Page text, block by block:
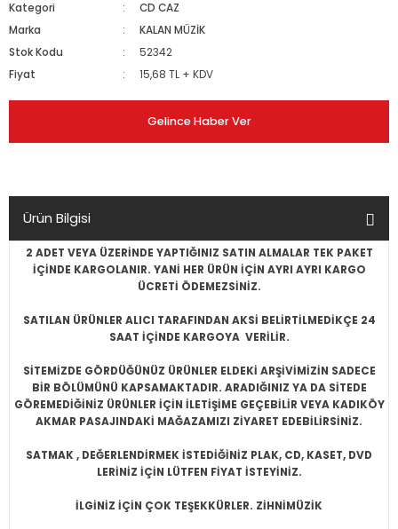
Kategori
CD CAZ
Marka
KALAN MÜZİK
Stok Kodu
52342
Fiyat
15,68 TL + KDV
Gelince Haber Ver
Ürün Bilgisi
2 ADET VEYA ÜZERİNDE YAPTIĞINIZ SATIN ALMALAR TEK PAKET
İÇİNDE KARGOLANIR. YANİ HER ÜRÜN İÇİN AYRI AYRI KARGO
ÜCRETİ ÖDEMEZSİNİZ.
SATILAN ÜRÜNLER ALICI TARAFINDAN AKSİ BELİRTİLMEDİKÇE 24
SAAT İÇİNDE KARGOYA VERİLİR.
SİTEMİZDE GÖRDÜĞÜNÜZ ÜRÜNLER ELDEKİ ARŞİVİMİZİN SADECE
BİR BÖLÜMÜNÜ KAPSAMAKTADIR. ARADIĞINIZ YA DA SİTEDE
GÖREMEDİĞİNİZ ÜRÜNLER İÇİN İLETİŞİME GEÇEBİLİR VEYA KADIKÖY
AKMAR PASAJINDAKİ MAĞAZAMIZI ZİYARET EDEBİLİRSİNİZ.
SATMAK , DEĞERLENDİRMEK İSTEDİĞİNİZ PLAK, CD, KASET, DVD
LERİNİZ İÇİN LÜTFEN FİYAT İSTEYİNİZ.
İLGİNİZ İÇİN ÇOK TEŞEKKÜRLER. ZİHNİMÜZİK